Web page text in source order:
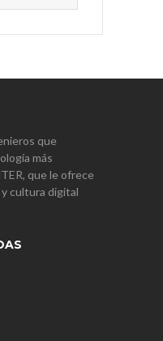
que
más
que le ofrece
cultura digital